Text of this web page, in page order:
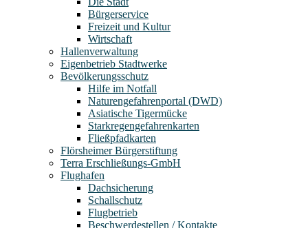
Bürgerservice
Freizeit und Kultur
Wirtschaft
Hallenverwaltung
Eigenbetrieb Stadtwerke
Bevölkerungsschutz
Hilfe im Notfall
Naturengefahrenportal (DWD)
Asiatische Tigermücke
Starkregengefahrenkarten
Fließpfadkarten
Flörsheimer Bürgerstiftung
Terra Erschließungs-GmbH
Flughafen
Dachsicherung
Schallschutz
Flugbetrieb
Beschwerdestellen / Kontakte